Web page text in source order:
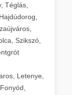
Téglás,
Szikszó,
Letenye,